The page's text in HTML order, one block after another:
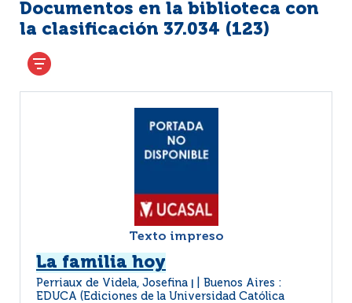
Documentos en la biblioteca con
la clasificación 37.034 (123)
Texto impreso
La familia hoy
Perriaux de Videla, Josefina
Buenos Aires :
EDUCA (Ediciones de la Universidad Católica